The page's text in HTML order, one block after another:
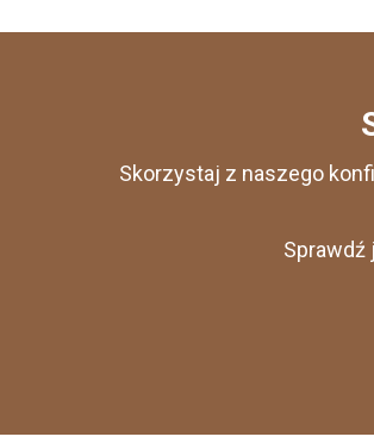
Skorzystaj z naszego